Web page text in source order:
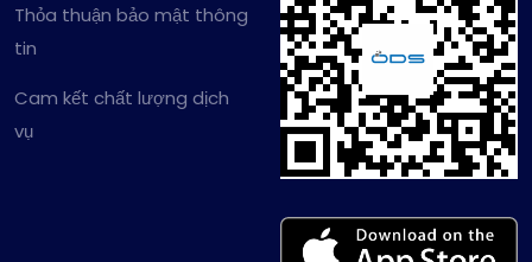
Thỏa thuận bảo mật thông
tin
Cam kết chất lượng dịch
vụ